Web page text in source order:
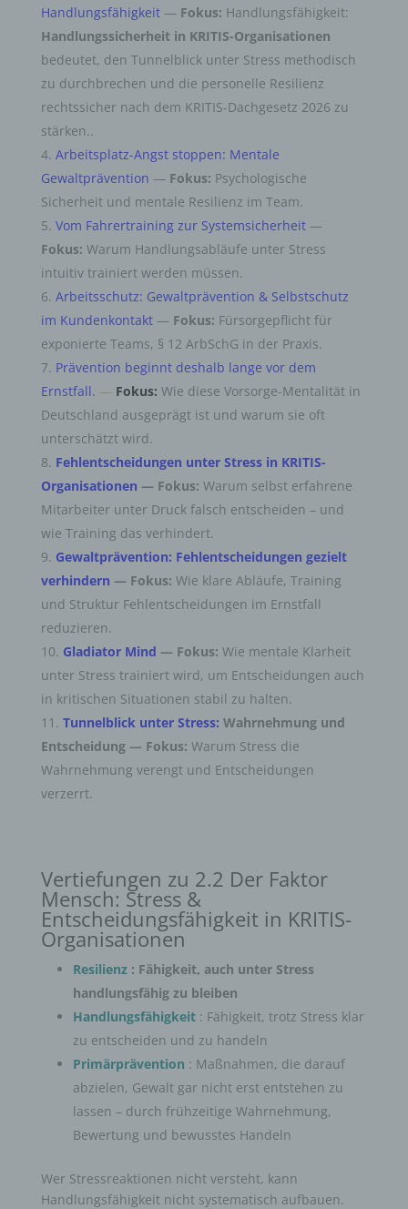
Handlungsfähigkeit— Fokus: Handlungsfähigkeit:
Handlungssicherheit in KRITIS-Organisationen
bedeutet, den Tunnelblick unter Stress methodisch
zu durchbrechen und die personelle Resilienz
rechtssicher nach dem KRITIS-Dachgesetz 2026 zu
stärken..
Arbeitsplatz-Angst stoppen: Mentale
Gewaltprävention — Fokus: Psychologische
Sicherheit und mentale Resilienz im Team.
Vom Fahrertraining zur Systemsicherheit—
Fokus: Warum Handlungsabläufe unter Stress
intuitiv trainiert werden müssen.
Arbeitsschutz: Gewaltprävention & Selbstschutz
im Kundenkontakt— Fokus: Fürsorgepflicht für
exponierte Teams, § 12 ArbSchG in der Praxis.
Prävention beginnt deshalb lange vor dem
Ernstfall. — Fokus: Wie diese Vorsorge-Mentalität in
Deutschland ausgeprägt ist und warum sie oft
unterschätzt wird.
Fehlentscheidungen unter Stress in KRITIS-
Organisationen — Fokus: Warum selbst erfahrene
Mitarbeiter unter Druck falsch entscheiden – und
wie Training das verhindert.
Gewaltprävention: Fehlentscheidungen gezielt
verhindern — Fokus: Wie klare Abläufe, Training
und Struktur Fehlentscheidungen im Ernstfall
reduzieren.
Gladiator Mind — Fokus: Wie mentale Klarheit
unter Stress trainiert wird, um Entscheidungen auch
in kritischen Situationen stabil zu halten.
Tunnelblick unter Stress: Wahrnehmung und
Entscheidung — Fokus: Warum Stress die
Wahrnehmung verengt und Entscheidungen
verzerrt.
Vertiefungen zu 2.2 Der Faktor
Mensch: Stress &
Entscheidungsfähigkeit in KRITIS-
Organisationen
Resilienz : Fähigkeit, auch unter Stress
handlungsfähig zu bleiben
Handlungsfähigkeit : Fähigkeit, trotz Stress klar
zu entscheiden und zu handeln
Primärprävention : Maßnahmen, die darauf
abzielen, Gewalt gar nicht erst entstehen zu
lassen – durch frühzeitige Wahrnehmung,
Bewertung und bewusstes Handeln
Wer Stressreaktionen nicht versteht, kann
Handlungsfähigkeit nicht systematisch aufbauen.